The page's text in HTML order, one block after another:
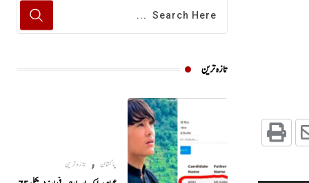
تازہ ترین
پاکستان , تازہ ترین